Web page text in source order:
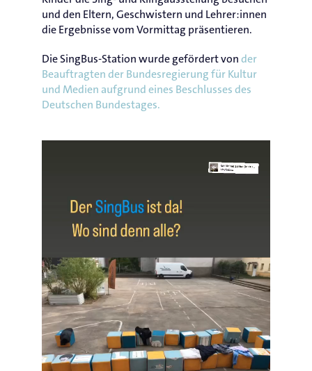
und den Eltern, Geschwistern und Lehrer:innen
die Ergebnisse vom Vormittag präsentieren.
Die SingBus-Station wurde gefördert vonder
Beauftragten der Bundesregierung für Kultur
und Medien aufgrund eines Beschlusses des
Deutschen Bundestages.